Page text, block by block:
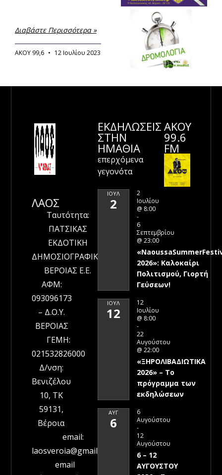
Διαβάστε Περισσότερα »
ΑΚΟΥ 99,6 12 Ιουλίου 2023
ΛΑΟΣ
Ταυτότητα:
ΠΑΤΣΙΚΑΣ
ΕΚΔΟΤΙΚΗ
ΔΗΜΟΣΙΟΓΡΑΦΙΚΗ
ΒΕΡΟΙΑΣ Ε.Ε.
ΑΦΜ:
093096173
– Δ.Ο.Υ.
ΒΕΡΟΙΑΣ
ΓΕΜΗ:
021532826000
Δ/νση:
Βενιζέλου
10, ΤΚ
59131,
Βέροια
email:
laosveroia@gmail.com
email
ΕΚΔΗΛΩΣΕΙΣ
ΣΤΗΝ
ΗΜΑΘΊΑ
επερχόμενα
γεγονότα
ΙΟΎΛ
2
2
Ιουλίου
@ 8:00
-
6
Σεπτεμβρίου
@ 23:00
2026»: Καλοκαίρι
Πολιτισμού, Γιορτή
Γεύσεων!
ΙΟΎΛ
12
12
Ιουλίου
@ 8:00
-
22
Αυγούστου
@ 22:00
«ΞΗΡΟΛΙΒΑΔΙΩΤΙΚΑ
2026» – To
πρόγραμμα των
εκδηλώσεων
ΑΥΓ
6
6
Αυγούστου
-
12
Αυγούστου
6 – 12
ΑΥΓΟΥΣΤΟΥ
ΑΚΟΥ
99.6
FM